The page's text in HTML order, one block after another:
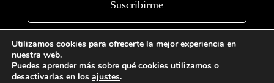
Utilizamos cookies para ofrecerte la mejor experiencia en
nuestra web.
Puedes aprender más sobre qué cookies utilizamos o
desactivarlas en los ajustes.